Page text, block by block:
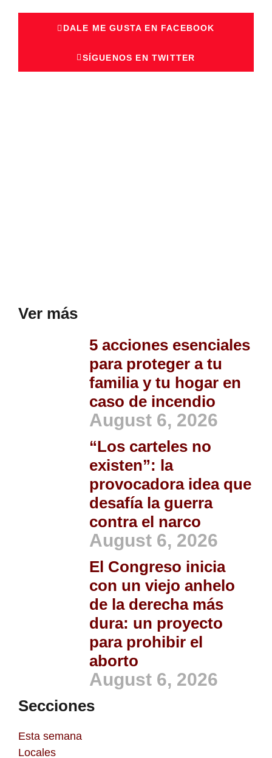
DALE ME GUSTA EN FACEBOOK
SÍGUENOS EN TWITTER
Ver más
5 acciones esenciales
para proteger a tu
familia y tu hogar en
caso de incendio
August 6, 2026
“Los carteles no
existen”: la
provocadora idea que
desafía la guerra
contra el narco
August 6, 2026
El Congreso inicia
con un viejo anhelo
de la derecha más
dura: un proyecto
para prohibir el
aborto
August 6, 2026
Secciones
Esta semana
Locales